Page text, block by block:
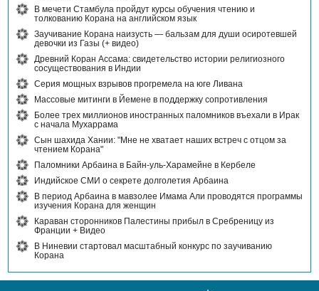
В мечети Стамбула пройдут курсы обучения чтению и
толкованию Корана на английском язык
Заучивание Корана наизусть — бальзам для души осиротевшей
девочки из Газы (+ видео)
Древний Коран Ассама: свидетельство истории религиозного
сосуществования в Индии
Серия мощных взрывов прогремела на юге Ливана
Массовые митинги в Йемене в поддержку сопротивления
Более трех миллионов иностранных паломников въехали в Ирак
с начала Мухаррама
Сын шахида Хании: "Мне не хватает наших встреч с отцом за
чтением Корана"
Паломники Арбаина в Байн-уль-Харамейне в Кербеле
Индийское СМИ о секрете долголетия Арбаина
В период Арбаина в мавзолее Имама Али проводятся программы
изучения Корана для женщин
Караван сторонников Палестины прибыл в Сребреницу из
Франции + Видео
В Ниневии стартовал масштабный конкурс по заучиванию
Корана